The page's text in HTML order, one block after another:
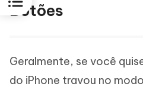
Botões
Geralmente, se você
do iPhone travou no